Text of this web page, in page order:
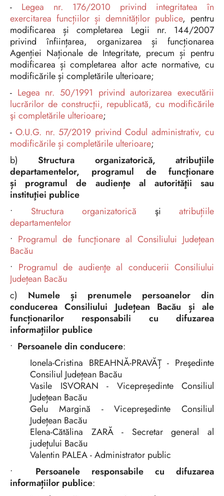
- Legea nr. 176/2010 privind integritatea în
exercitarea funcțiilor și demnităților publice, pentru
modificarea și completarea Legii nr. 144/2007
privind înființarea, organizarea și funcționarea
Agenției Naționale de Integritate, precum și pentru
modificarea și completarea altor acte normative, cu
modificările și completările ulterioare;
- Legea nr. 50/1991 privind autorizarea executării
lucrărilor de construcţii, republicată, cu modificările
şi completările ulterioare;
-O.U.G. nr. 57/2019 privind Codul administrativ, cu
modificările și completările ulterioare;
b)Structura organizatorică, atribuţiile
departamentelor, programul de funcţionare
și programul de audienţe al autorităţii sau
instituţiei publice
• Structura organizatorică şi atribuțiile
departamentelor
• Programul de funcţionare al Consiliului Județean
Bacău
• Programul de audienţe al conducerii Consiliului
Județean Bacău
c) Numele și prenumele persoanelor din
conducerea Consiliului Județean Bacău și ale
funcționarilor responsabili cu difuzarea
informațiilor publice
• Persoanele din conducere:
Ionela-Cristina BREAHNĂ-PRAVĂȚ - Preşedinte
Consiliul Județean Bacău
Vasile ISVORAN - Vicepreședinte Consiliul
Județean Bacău
Gelu Margină - Vicepreşedinte Consiliul
Județean Bacău
Elena-Cătălina ZARĂ - Secretar general al
judeţului Bacău
Valentin PALEA -Administrator public
• Persoanele responsabile cu difuzarea
informațiilor publice: